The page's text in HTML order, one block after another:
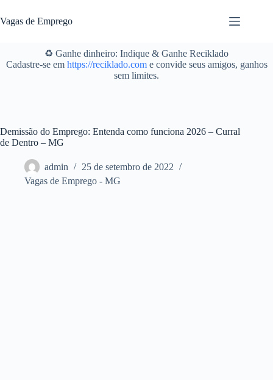
para
o
Vagas de Emprego
♻️ Ganhe dinheiro: Indique & Ganhe Reciklado
Cadastre-se em https://reciklado.come convide seus amigos, ganhos
sem limites.
Demissão do Emprego: Entenda como funciona 2026 – Curral
de Dentro – MG
admin
25 de setembro de 2022
Vagas de Emprego - MG